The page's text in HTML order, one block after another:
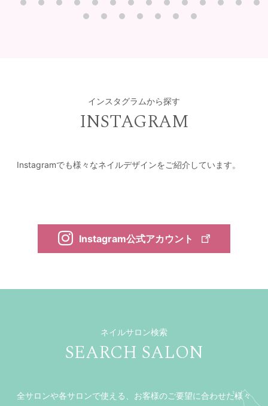
インスタグラムから探す
INSTAGRAM
Instagramでも様々なネイルデザインをご紹介しています。
Instagram公式アカウント
ネイルサロン検索
SEARCH SALON
全サロンや各サロンで使える、お客様のご要望に合わせた様々